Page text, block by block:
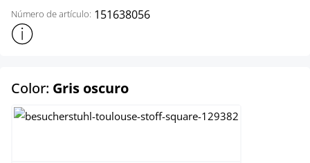
Número de artículo: 151638056
Mostrar más información sobre el producto
Color: Gris oscuroselect